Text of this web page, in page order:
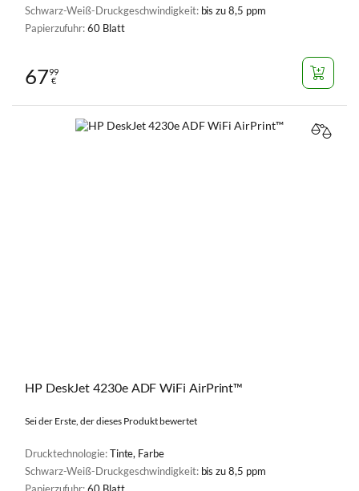
Schwarz-Weiß-Druckgeschwindigkeit: bis zu 8,5 ppm
Papierzufuhr:60 Blatt
6799
€
HP DeskJet 4230e ADF WiFi AirPrint™
Sei der Erste, der dieses Produkt bewertet
Drucktechnologie:Tinte, Farbe
Schwarz-Weiß-Druckgeschwindigkeit: bis zu 8,5 ppm
Papierzufuhr:60 Blatt